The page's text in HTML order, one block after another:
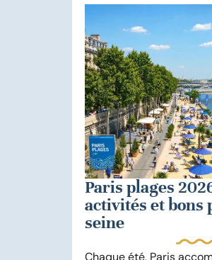
Paris plages
activités et bons
seine
Chaque été, Paris